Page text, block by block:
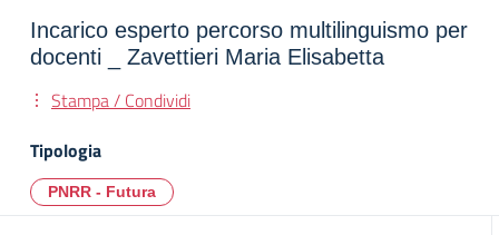
Incarico esperto percorso multilinguismo per
docenti _ Zavettieri Maria Elisabetta
Stampa / Condividi
Tipologia
PNRR - Futura